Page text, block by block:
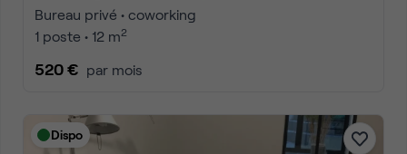
Bureau privé • coworking
1 poste • 12 m2
520 € par mois
Dispo